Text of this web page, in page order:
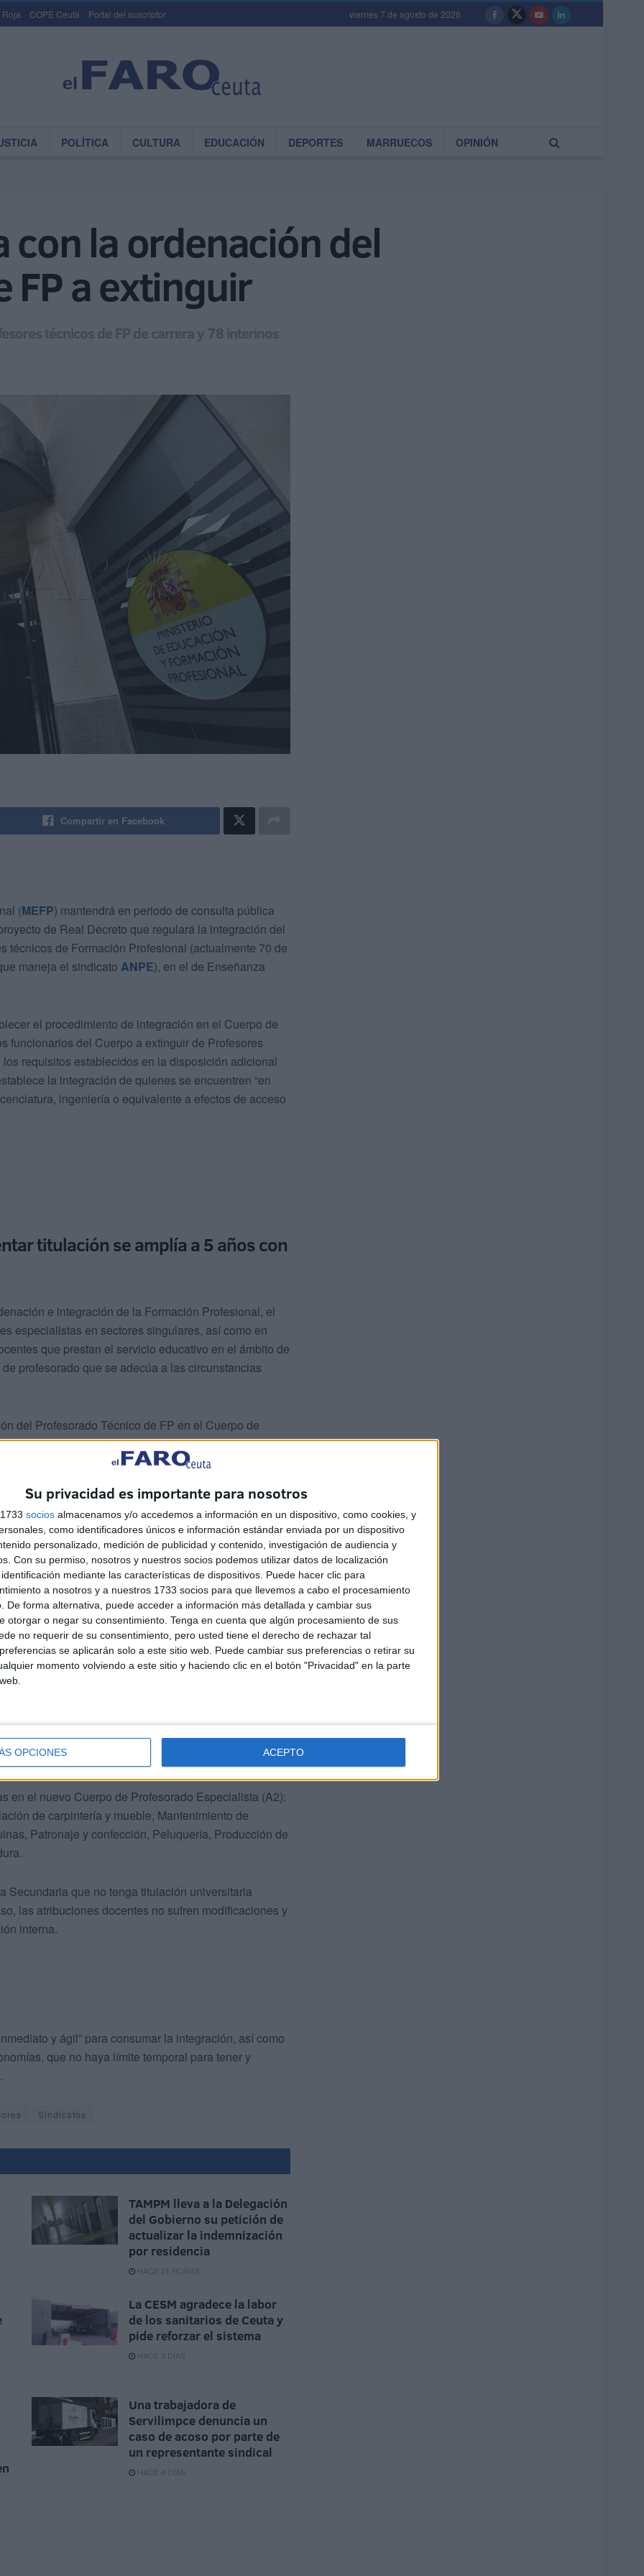
Su privacidad es importante para nosotros
socios almacenamos y/o accedemos a información en un dispositivo, como cookies, y
como identificadores únicos e información estándar enviada por un dispositivo
personalizado, medición de publicidad y contenido, investigación de audiencia y
Con su permiso, nosotros y nuestros socios podemos utilizar datos de localización
mediante las características de dispositivos. Puede hacer clic para
a nosotros y a nuestros 1733 socios para que llevemos a cabo el procesamiento
De forma alternativa, puede acceder a información más detallada y cambiar sus
otorgar o negar su consentimiento. Tenga en cuenta que algún procesamiento de sus
no requerir de su consentimiento, pero usted tiene el derecho de rechazar tal
se aplicarán solo a este sitio web. Puede cambiar sus preferencias o retirar su
momento volviendo a este sitio y haciendo clic en el botón "Privacidad" en la parte
OPCIONES ACEPTO
Roja COPE Ceuta Portal del suscriptor viernes 7 de agosto de 2026
POLÍTICA CULTURA EDUCACIÓN DEPORTES MARRUECOS OPINIÓN
con la ordenación del
FP a extinguir
técnicos de FP de carrera y 78 interinos
Compartir en Facebook
(MEFP) mantendrá en periodo de consulta pública
de Real Decreto que regulará la integración del
técnicos de Formación Profesional (actualmente 70 de
maneja el sindicato ANPE), en el de Enseñanza
el procedimiento de integración en el Cuerpo de
funcionarios del Cuerpo a extinguir de Profesores
requisitos establecidos en la disposición adicional
la integración de quienes se encuentren “en
ingeniería o equivalente a efectos de acceso
titulación se amplía a 5 años con
e integración de la Formación Profesional, el
especialistas en sectores singulares, así como en
que prestan el servicio educativo en el ámbito de
profesorado que se adecúa a las circunstancias
del Profesorado Técnico de FP en el Cuerpo de
de la titulación académica de grado
plazo de 20 días, tras la publicación de la
para que aquel profesorado que no lo haya periodo
cinco años. En este caso, su equiparación salarial y
efectos en la fecha que se produzca la solicitud.
procedimiento “inmediato y ágil”
en el nuevo Cuerpo de Profesorado Especialista (A2):
de carpintería y mueble, Mantenimiento de
Patronaje y confección, Peluquería, Producción de
Secundaria que no tenga titulación universitaria
las atribuciones docentes no sufren modificaciones y
interna.
y ágil” para consumar la integración, así como
que no haya límite temporal para tener y
Sindicatos
TAMPM lleva a la Delegación
del Gobierno su petición de
actualizar la indemnización
por residencia
HACE 21 HORAS
La CESM agradece la labor
de los sanitarios de Ceuta y
pide reforzar el sistema
HACE 3 DÍAS
Una trabajadora de
Servilimpce denuncia un
caso de acoso por parte de
un representante sindical
HACE 4 DÍAS